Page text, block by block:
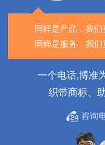
同样是产品，我们
同样是服务，我们
一个电话,博准
织带商标、
咨询